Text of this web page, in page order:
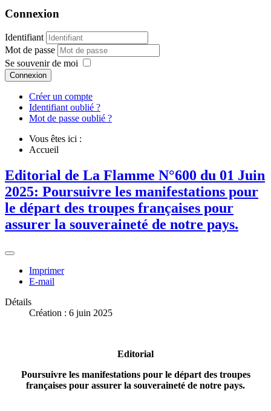
Connexion
Identifiant
Mot de passe
Se souvenir de moi
Connexion
Créer un compte
Identifiant oublié ?
Mot de passe oublié ?
Vous êtes ici :
Accueil
Editorial de La Flamme N°600 du 01 Juin
2025: Poursuivre les manifestations pour
le départ des troupes françaises pour
assurer la souveraineté de notre pays.
Imprimer
E-mail
Détails
Création : 6 juin 2025
Editorial
Poursuivre les manifestations pour le départ des troupes
françaises pour assurer la souveraineté de notre pays.